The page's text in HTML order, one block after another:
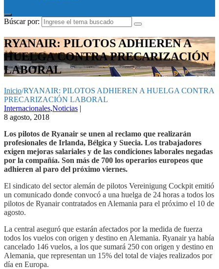
Búscar por:
RYANAIR: PILOTOS ADHIEREN A
HUELGA CONTRA PRECARIZACIÓN
LABORAL
Inicio/RYANAIR: PILOTOS ADHIEREN A HUELGA CONTRA
PRECARIZACIÓN LABORAL
Internacionales,Noticias |
8 agosto, 2018
Los pilotos de Ryanair se unen al reclamo que realizarán
profesionales de Irlanda, Bélgica y Suecia. Los trabajadores
exigen mejoras salariales y de las condiciones laborales negadas
por la compañía. Son más de 700 los operarios europeos que
adhieren al paro del próximo viernes.
El sindicato del sector alemán de pilotos Vereinigung Cockpit emitió
un comunicado donde convocó a una huelga de 24 horas a todos los
pilotos de Ryanair contratados en Alemania para el próximo el 10 de
agosto.
La central aseguró que estarán afectados por la medida de fuerza
todos los vuelos con origen y destino en Alemania. Ryanair ya había
cancelado 146 vuelos, a los que sumará 250 con origen y destino en
Alemania, que representan un 15% del total de viajes realizados por
día en Europa.